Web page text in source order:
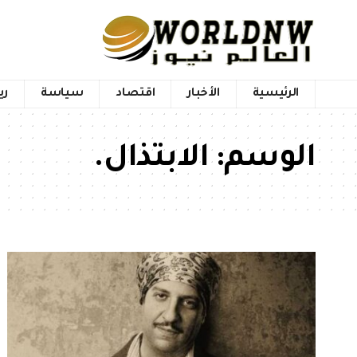
الرئيسية الأخبار اقتصاد سياسة
الوسم:الابتذال.